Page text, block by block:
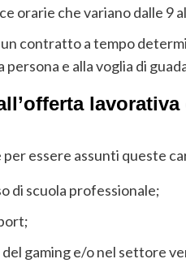
orarie che variano dalle 9
contratto a tempo
e alla voglia di
per essere assunti queste
di scuola professionale;
gaming e/o nel settore